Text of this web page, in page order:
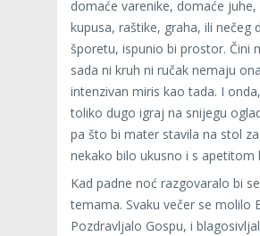
domaće varenike, domaće juhe,
kupusa, raštike, graha, ili nečeg
šporetu, ispunio bi prostor. Čini
sada ni kruh ni ručak nemaju
intenzivan miris kao tada. I
toliko dugo igraj na snijegu
pa što bi mater stavila na stol
nekako bilo ukusno i s apetitom
Kad padne noć razgovaralo bi
temama. Svaku večer se molilo
Pozdravljalo Gospu, i